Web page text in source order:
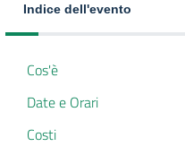
Indice dell'evento
Cos'è
Date e Orari
Costi